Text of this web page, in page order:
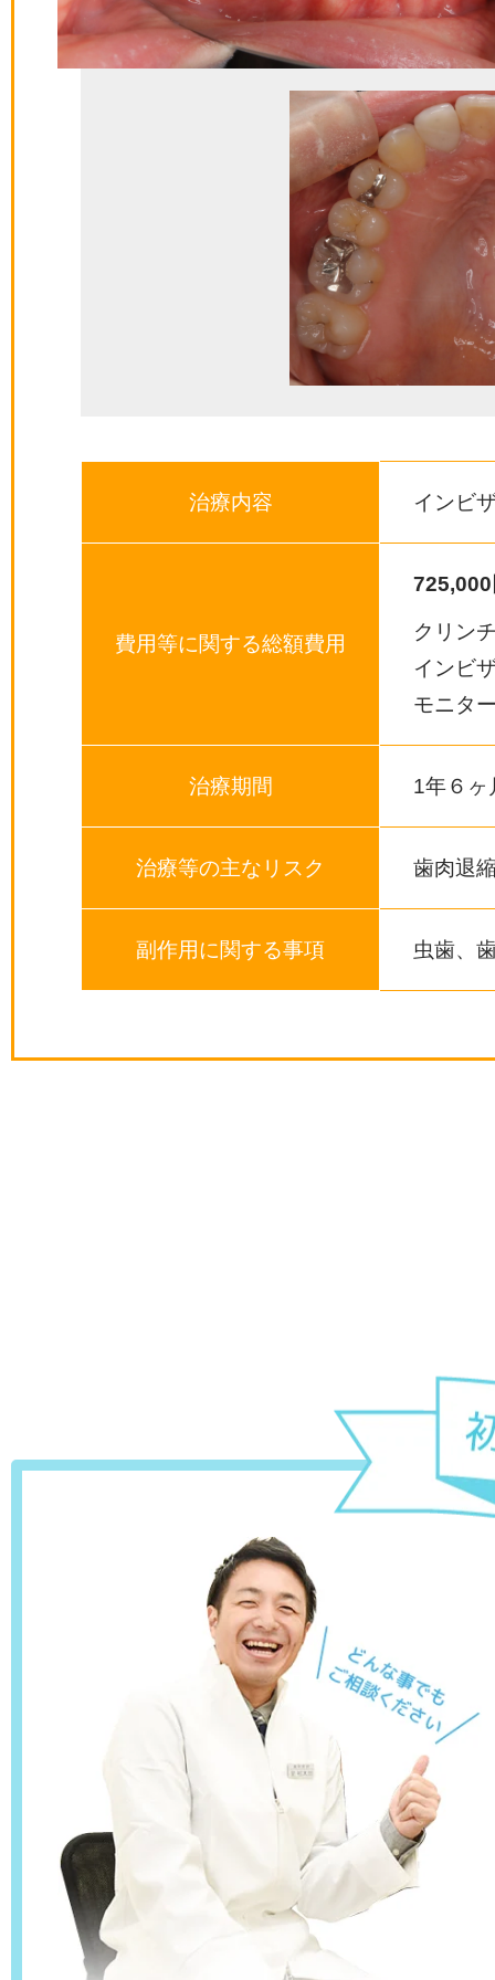
治療内容 インビ
費用等に関する総額費用
クリン
インビ
モニタ
治療期間 1年６ヶ
治療等の主なリスク 歯肉退
副作用に関する事項 虫歯、